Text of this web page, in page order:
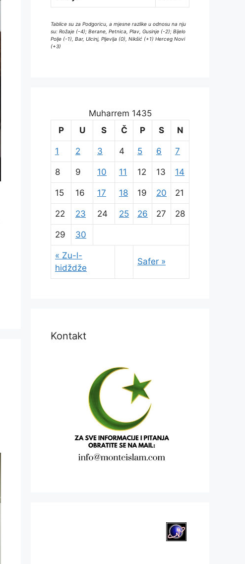
Tablice su za Podgoricu, a mjesne razlike u odnosu na nju
su: Rožaje (-4); Berane, Petnica, Plav, Gusinje (-2); Bijelo
Polje (-1), Bar, Ulcinj, Pljevlja (0), Nikšić (+1) Herceg Novi
(+3)
Muharrem 1435
P
U S Č P S N
« Zu-l-
hidždže
Safer »
1 2 3 4 5 6 7
8 9 10 11 12 13 14
15 16 17 18 19 20 21
22 23 24 25 26 27 28
29 30
Kontakt